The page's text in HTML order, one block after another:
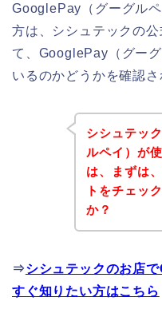
GooglePay（グーグル
方は、シシュテックの
て、GooglePay（グー
いるのかどうかを確認
シシュテッ
ルペイ）が
は、まずは
トをチェッ
か？
⇒シシュテックのお店
すぐ知りたい方はこちら